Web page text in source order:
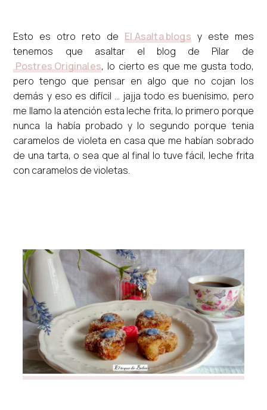
Esto es otro reto de El Asalta blogsy este mes
tenemos que asaltar el blog de Pilar de
Postres Originales, lo cierto es que me gusta todo,
pero tengo que pensar en algo que no cojan los
demás y eso es difícil ... jajja todo es buenísimo, pero
me llamo la atención esta leche frita, lo primero porque
nunca la había probado y lo segundo porque tenia
caramelos de violeta en casa que me habían sobrado
de una tarta, o sea que al final lo tuve fácil, leche frita
con caramelos de violetas.